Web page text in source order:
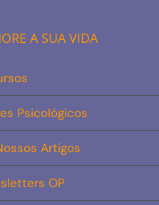
A SUA VIDA
Psicológicos
Artigos
OP